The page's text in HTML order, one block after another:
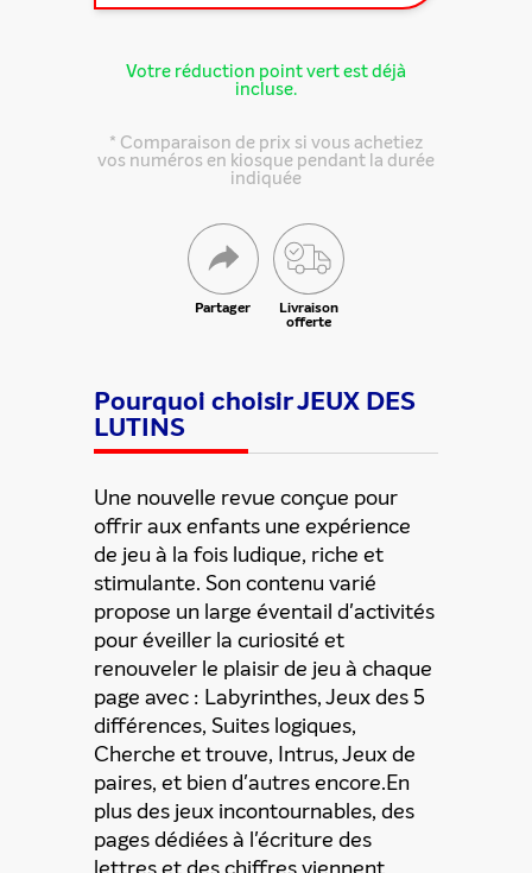
Votre réduction point vert est déjà
incluse.
* Comparaison de prix si vous achetiez
vos numéros en kiosque pendant la durée
indiquée
Partager Livraison
offerte
Partager cette offre
Pourquoi choisir JEUX DES
LUTINS
Une nouvelle revue conçue pour
offrir aux enfants une expérience
de jeu à la fois ludique, riche et
stimulante. Son contenu varié
propose un large éventail d'activités
pour éveiller la curiosité et
renouveler le plaisir de jeu à chaque
page avec : Labyrinthes, Jeux des 5
différences, Suites logiques,
Cherche et trouve, Intrus, Jeux de
paires, et bien d'autres encore.En
plus des jeux incontournables, des
pages dédiées à l'écriture des